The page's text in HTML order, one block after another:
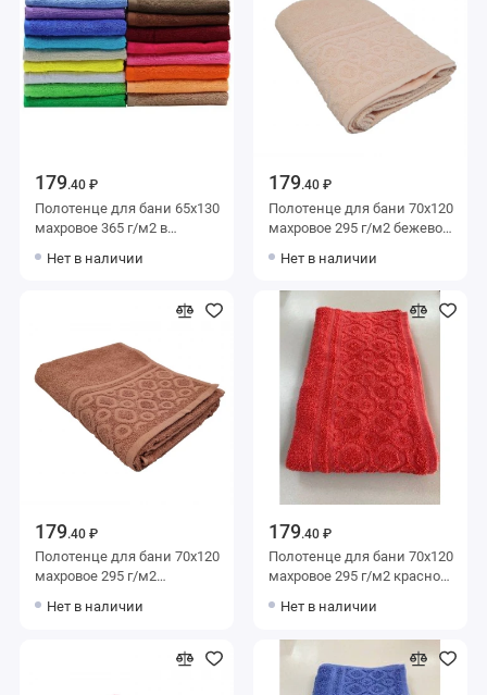
179.40 ₽
Полотенце для бани 65х130
махровое 365 г/м2 в
мануфактура
Нет в наличии
179.40 ₽
Полотенце для бани 70х120
махровое 295 г/м2 бежевое
Нет в наличии
179.40 ₽
Полотенце для бани 70х120
махровое 295 г/м2
мануфактура
Нет в наличии
179.40 ₽
Полотенце для бани 70х120
махровое 295 г/м2 красное
Нет в наличии